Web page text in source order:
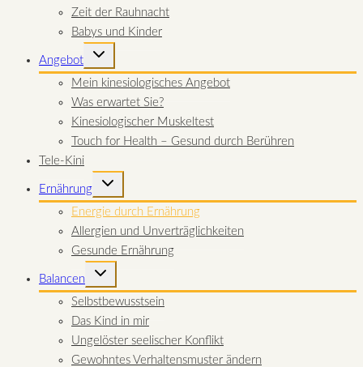
Zeit der Rauhnacht
Babys und Kinder
Angebot
UNTERMENÜ
Mein kinesiologisches Angebot
Was erwartet Sie?
Kinesiologischer Muskeltest
Touch for Health – Gesund durch Berühren
Tele-Kini
Ernährung
UNTERMENÜ
Energie durch Ernährung
Allergien und Unverträglichkeiten
Gesunde Ernährung
Balancen
UNTERMENÜ
Selbstbewusstsein
Das Kind in mir
Ungelöster seelischer Konflikt
Gewohntes Verhaltensmuster ändern